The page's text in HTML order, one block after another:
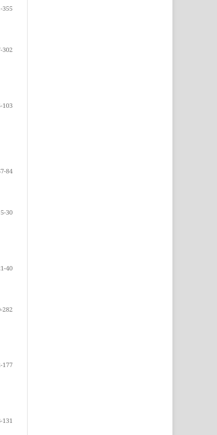
355
302
103
84
5-30
40
282
177
131